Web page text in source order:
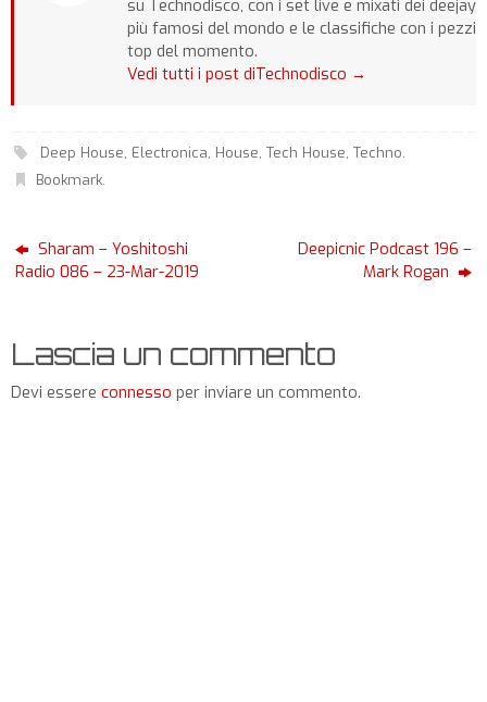
su Technodisco, con i set live e mixati dei deejay
più famosi del mondo e le classifiche con i pezzi
top del momento.
Vedi tutti i post diTechnodisco →
Deep House, Electronica, House, Tech House, Techno.
Bookmark.
Sharam – Yoshitoshi
Radio 086 – 23-Mar-2019
Deepicnic Podcast 196 –
Mark Rogan
Lascia un commento
Devi essere connesso per inviare un commento.